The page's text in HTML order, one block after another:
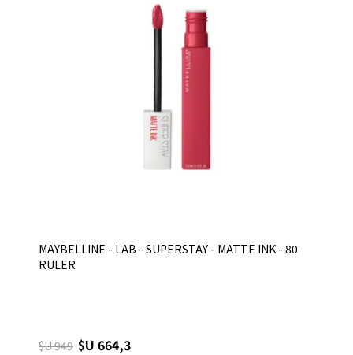
MAYBELLINE - LAB - SUPERSTAY - MATTE INK - 80
RULER
$U 949 $U 664,3